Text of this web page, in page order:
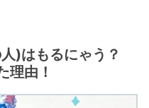
)はもるにゃう？
理由！